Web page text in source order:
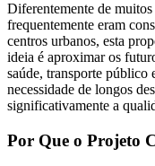
Diferentemente de
frequentemente eram
centros urbanos, esta
ideia é aproximar os
saúde, transporte público
necessidade de longos
significativamente a
Por Que o Projeto